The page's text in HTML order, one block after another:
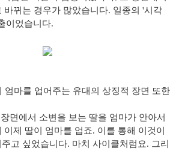
바뀌는 경우가 많았습니다. 일종의 '시각
이었습니다.
엄마를 업어주는 유대의 상징적 장면 또한
면에서 소변을 보는 딸을 엄마가 안아서
이제 딸이 엄마를 업죠. 이를 통해 이것이
고 싶었습니다. 마치 사이클처럼요. 그리